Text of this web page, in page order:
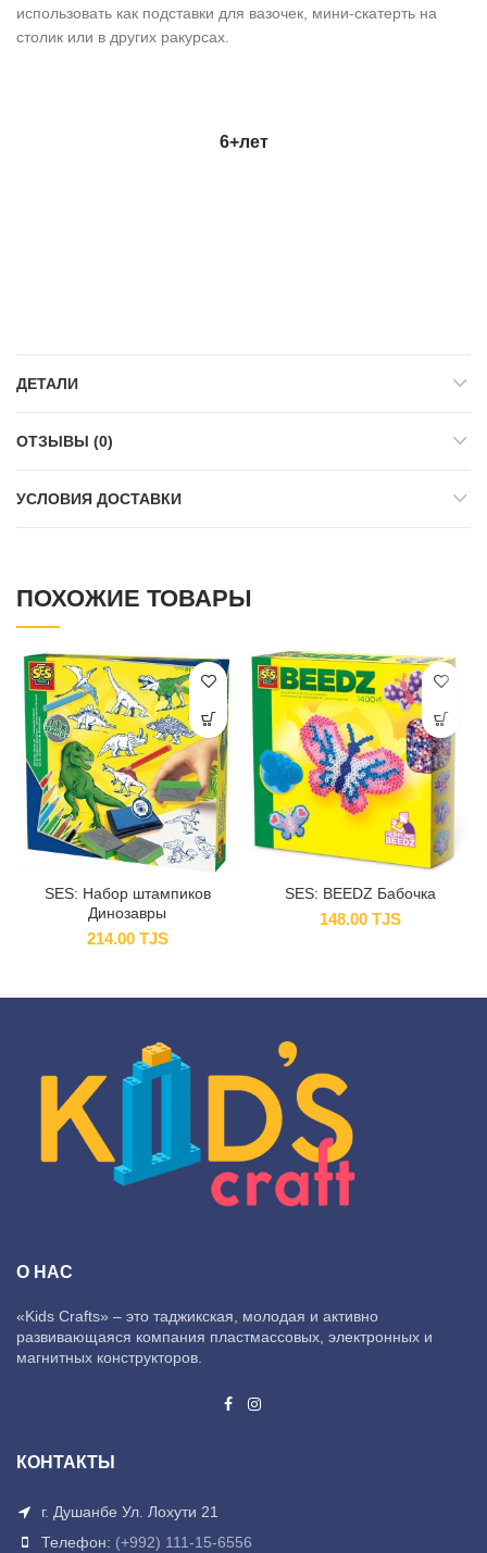
использовать как подставки для вазочек, мини-скатерть на
столик или в других ракурсах.
6+лет
ДЕТАЛИ
ОТЗЫВЫ (0)
УСЛОВИЯ ДОСТАВКИ
ПОХОЖИЕ ТОВАРЫ
SES: Набор штампиков
Динозавры
214.00 TJS
SES: BEEDZ Бабочка
148.00 TJS
О НАС
«Kids Crafts» – это таджикская, молодая и активно
развивающаяся компания пластмассовых, электронных и
магнитных конструкторов.
КОНТАКТЫ
г. Душанбе Ул. Лохути 21
Телефон: (+992) 111-15-6556